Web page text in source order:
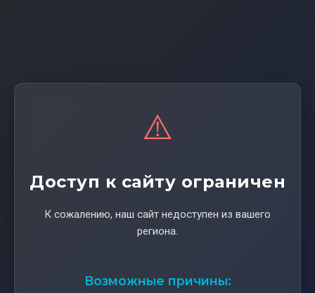
⚠️
Доступ к сайту ограничен
К сожалению, наш сайт недоступен из вашего
региона.
Возможные причины: